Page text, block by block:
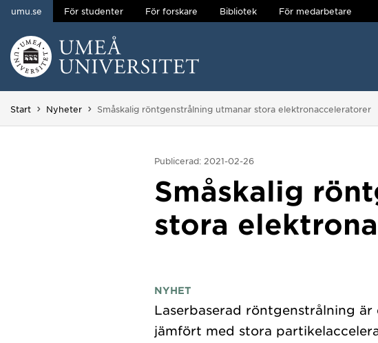
Hoppa direkt till innehållet
umu.se För studenter För forskare Bibliotek För medarbetare
Start Nyheter Du är här:
Småskalig röntgenstrålning utmanar stora elektronacceleratorer
Publicerad: 2021-02-26
Småskalig
stora
NYHET
Laserbaserad röntgenstrålning
jämfört med stora